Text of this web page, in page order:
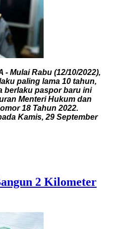
Mulai Rabu (12/10/2022),
paling lama 10 tahun,
berlaku paspor baru ini
Menteri Hukum dan
18 Tahun 2022.
Kamis, 29 September
2 Kilometer